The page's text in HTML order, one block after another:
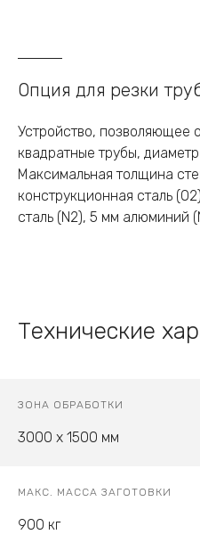
Опция для резки
Устройство, позволяющее
квадратные трубы,
Максимальная толщина
конструкционная сталь
сталь (N2), 5 мм алюминий
Технические
ЗОНА ОБРАБОТКИ
3000 х 1500 мм
МАКС. МАССА ЗАГОТОВКИ
900 кг